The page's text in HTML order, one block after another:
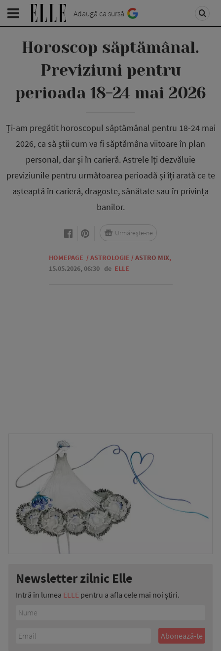
Adaugă ca sursă
Horoscop săptămânal.
Previziuni pentru
perioada 18-24 mai 2026
Ți-am pregătit horoscopul săptămânal pentru 18-24 mai
2026, ca să știi cum va fi săptămâna viitoare în plan
personal, dar și în carieră. Astrele îți dezvăluie
previziunile pentru următoarea perioadă și îți arată ce te
așteaptă în carieră, dragoste, sănătate sau în privința
banilor.
HOMEPAGE / ASTROLOGIE / ASTRO MIX,
15.05.2026, 06:30 de ELLE
Urmărește-ne
Newsletter zilnic Elle
Intră în lumea ELLE pentru a afla cele mai noi știri.